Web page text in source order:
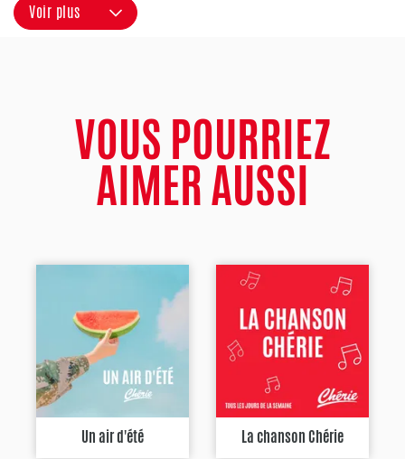
Voir plus
VOUS POURRIEZ
AIMER AUSSI
Un air d'été La chanson Chérie